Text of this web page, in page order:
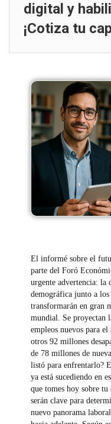
digital y
¡Cotiza tu
El informé sobre el
parte del Foró
urgente advertencia: la
demográfica junto a
transformarán en gran
mundial. Se proyectan
empleos nuevos para
otros 92 millones
de 78 millones de
listó para enfrentarlo?
ya está sucediendo en
que tomes hoy sobre
serán clave para
nuevo panorama